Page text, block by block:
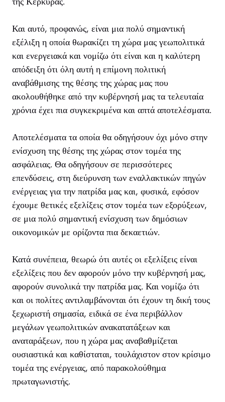
Και αυτό, προφανώς, είναι μια πολύ σημαντική
εξέλιξη η οποία θωρακίζει τη χώρα μας γεωπολιτικά
και ενεργειακά και νομίζω ότι είναι και η καλύτερη
απόδειξη ότι όλη αυτή η επίμονη πολιτική
αναβάθμισης της θέσης της χώρας μας που
ακολουθήθηκε από την κυβέρνησή μας τα τελευταία
χρόνια έχει πια συγκεκριμένα και απτά αποτελέσματα.
Αποτελέσματα τα οποία θα οδηγήσουν όχι μόνο στην
ενίσχυση της θέσης της χώρας στον τομέα της
ασφάλειας. Θα οδηγήσουν σε περισσότερες
επενδύσεις, στη διεύρυνση των εναλλακτικών πηγών
ενέργειας για την πατρίδα μας και, φυσικά, εφόσον
έχουμε θετικές εξελίξεις στον τομέα των εξορύξεων,
σε μια πολύ σημαντική ενίσχυση των δημόσιων
οικονομικών με ορίζοντα πια δεκαετιών.
Κατά συνέπεια, θεωρώ ότι αυτές οι εξελίξεις είναι
εξελίξεις που δεν αφορούν μόνο την κυβέρνησή μας,
αφορούν συνολικά την πατρίδα μας. Και νομίζω ότι
και οι πολίτες αντιλαμβάνονται ότι έχουν τη δική τους
ξεχωριστή σημασία, ειδικά σε ένα περιβάλλον
μεγάλων γεωπολιτικών ανακατατάξεων και
αναταράξεων, που η χώρα μας αναβαθμίζεται
ουσιαστικά και καθίσταται, τουλάχιστον στον κρίσιμο
τομέα της ενέργειας, από παρακολούθημα
πρωταγωνιστής.